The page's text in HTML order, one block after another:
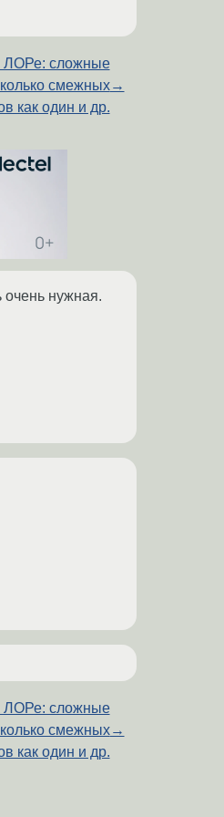
ЛОРе: сложные
смежных
как один и др.
→
нужная.
ЛОРе: сложные
смежных
как один и др.
→